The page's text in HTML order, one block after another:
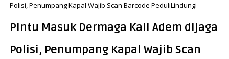
Polisi, Penumpang Kapal Wajib Scan Barcode PeduliLindungi
Pintu Masuk Dermaga Kali Adem dijaga
Polisi, Penumpang Kapal Wajib Scan